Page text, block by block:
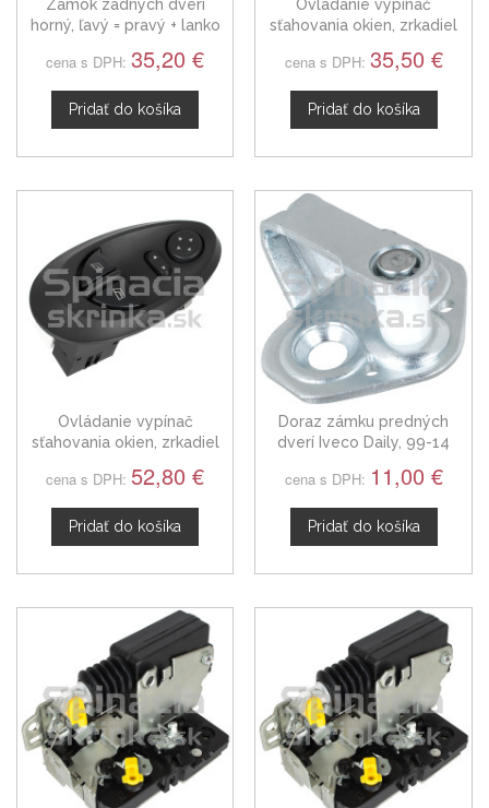
Zámok zadných dverí
horný, ľavý = pravý + lanko
cena s DPH: 35,20 €
Pridať do košíka
Ovládanie vypínač
sťahovania okien, zrkadiel
cena s DPH: 35,50 €
Pridať do košíka
Ovládanie vypínač
sťahovania okien, zrkadiel
cena s DPH: 52,80 €
Pridať do košíka
Doraz zámku predných
dverí Iveco Daily, 99-14
cena s DPH: 11,00 €
Pridať do košíka